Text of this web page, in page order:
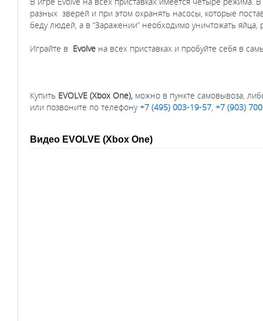
разных зверей и при этом охранять насосы, которые
беду людей, а в “Заражении” необходимо уничтожать
Играйте в Evolve на всех приставках и пробуйте себя в
Купить EVOLVE (Xbox One), можно в пункте самовывоза,
или позвоните по телефону+7 (495) 003-19-57 +7 (903)
Видео EVOLVE (Xbox One)